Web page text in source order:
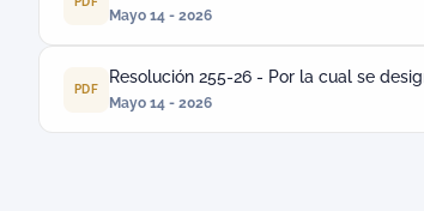
Mayo 14 - 2026
PDF
Resolución 255-26 - Por la cual se
Mayo 14 - 2026